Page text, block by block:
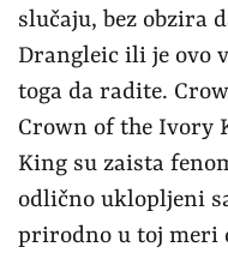
slučaju, bez obzira
Drangleic ili je ovo
toga da radite.
Crown of the Ivory
King su zaista
odlično uklopljeni
prirodno u toj meri